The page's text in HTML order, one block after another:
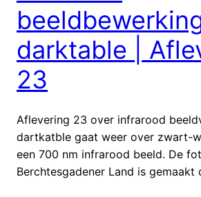
darktable |
23
Aflevering 23 over infrarood
dartkatble gaat weer over zwart-
een 700 nm infrarood beeld. De
Berchtesgadener Land is gemaakt